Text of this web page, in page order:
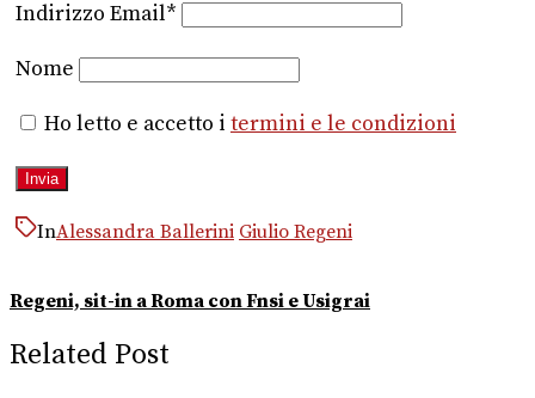
Indirizzo Email*
Nome
Ho letto e accetto i termini e le condizioni
InAlessandra Ballerini Giulio Regeni
Regeni, sit-in a Roma con Fnsi e Usigrai
Related Post